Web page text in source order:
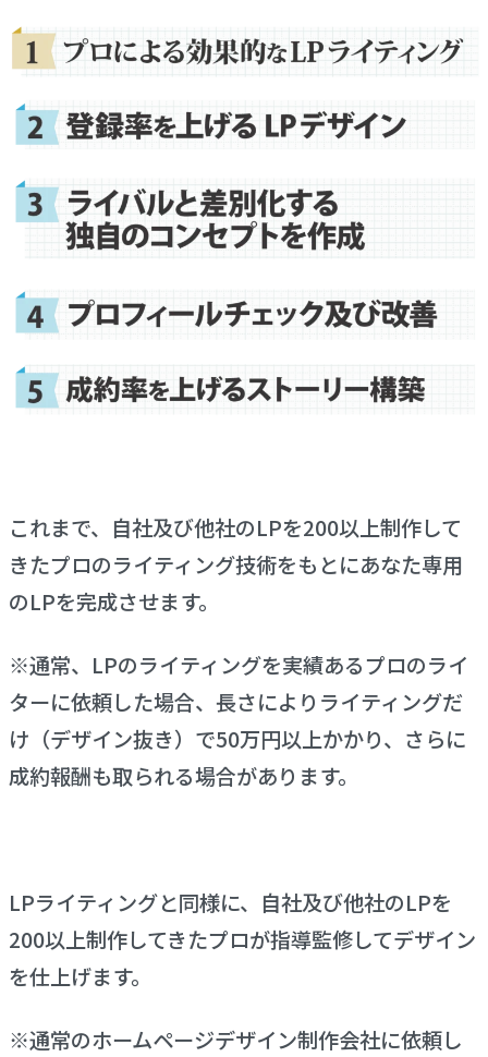
これまで、自社及び他社のLPを200以上制作して
きたプロのライティング技術をもとにあなた専用
のLPを完成させます。
※通常、LPのライティングを実績あるプロのライ
ターに依頼した場合、長さによりライティングだ
け（デザイン抜き）で50万円以上かかり、さらに
成約報酬も取られる場合があります。
LPライティングと同様に、自社及び他社のLPを
200以上制作してきたプロが指導監修してデザイン
を仕上げます。
※通常のホームページデザイン制作会社に依頼し